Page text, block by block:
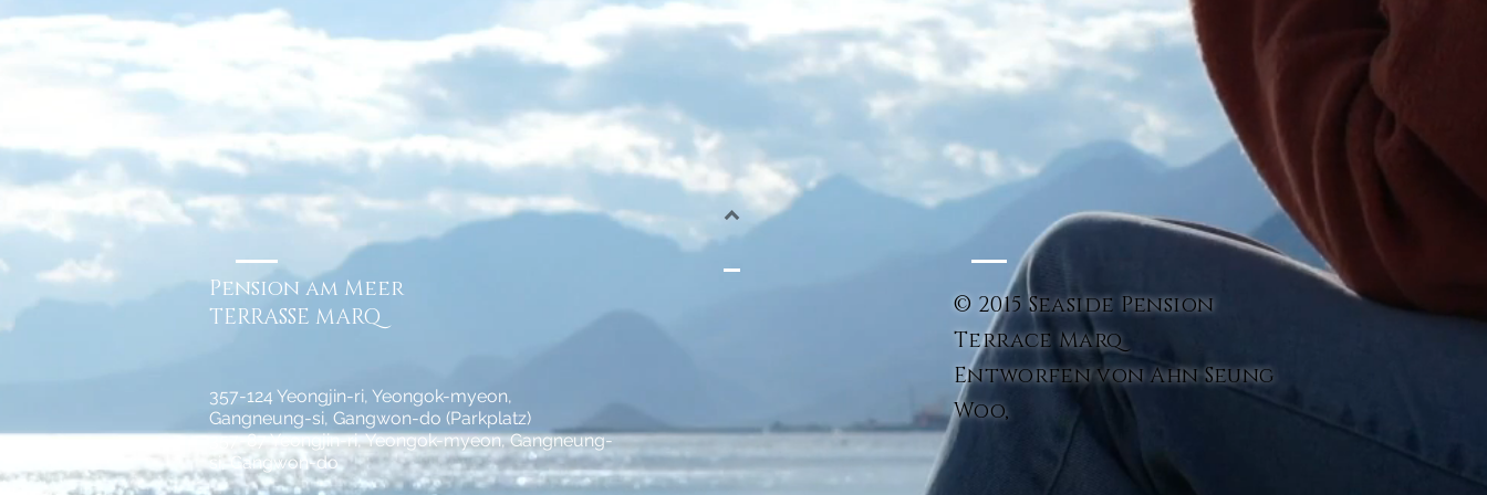
Pension am Meer
TERRASSE MARQ
357-124 Yeongjin-ri, Yeongok-myeon,
Gangneung-si, Gangwon-do (Parkplatz)
357-87 Yeongjin-ri, Yeongok-myeon, Gangneung-
si, Gangwon-do
© 2015 Seaside Pension
Terrace Marq
Entworfen von Ahn Seung
Woo,